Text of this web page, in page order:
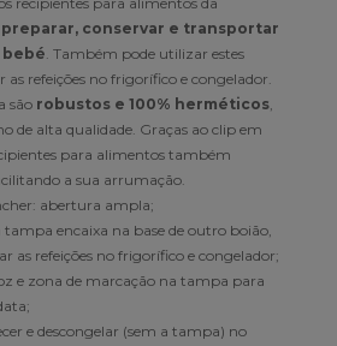
conservar e transportar
bebé. Também pode utilizar estes
as refeições no frigorífico e congelador.
são robustos e 100% herméticos,
de alta qualidade. Graças ao clip em
para alimentos também
a sua arrumação.
abertura ampla;
encaixa na base de outro boião,
as refeições no frigorífico e congelador;
e zona de marcação na tampa para
e descongelar (sem a tampa) no